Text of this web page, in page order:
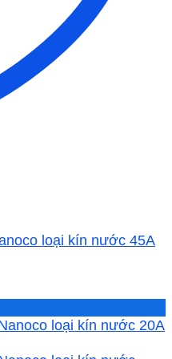
loại kín nước 45A